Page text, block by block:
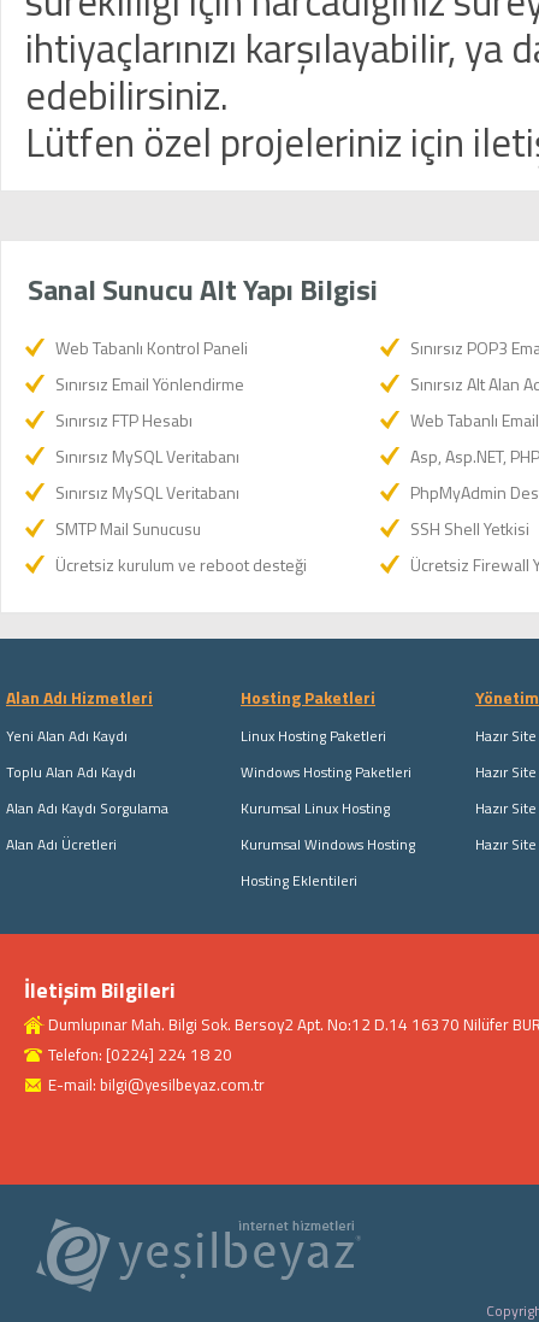
ihtiyaçlarınızı karşılayabilir,
edebilirsiniz.
Lütfen özel projeleriniz için
Sanal Sunucu Alt Yapı Bilgisi
Web Tabanlı Kontrol Paneli
Sınırsız POP3
Sınırsız Email Yönlendirme
Sınırsız Alt Alan
Sınırsız FTP Hesabı
Web Tabanlı
Sınırsız MySQL Veritabanı
Asp, Asp.NET, PHP
Sınırsız MySQL Veritabanı
PhpMyAdmin
SMTP Mail Sunucusu
SSH Shell Yetkisi
Ücretsiz kurulum ve reboot desteği
Ücretsiz Firewall
Alan Adı Hizmetleri
Yeni Alan Adı Kaydı
Toplu Alan Adı Kaydı
Alan Adı Kaydı Sorgulama
Alan Adı Ücretleri
Hosting Paketleri
Linux Hosting Paketleri
Windows Hosting Paketleri
Kurumsal Linux Hosting
Kurumsal Windows Hosting
Hosting Eklentileri
Hazır
Hazır
Hazır
Hazır
İletişim Bilgileri
Dumlupınar Mah. Bilgi Sok. Bersoy2 Apt. No:12 D.14 16370 Nilüfer
Telefon: [0224] 224 18 20
E-mail: bilgi@yesilbeyaz.com.tr